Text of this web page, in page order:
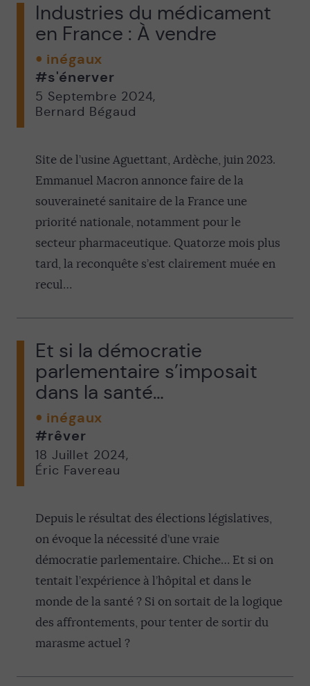
Industries du médicament
en France : À vendre
inégaux
#s'énerver
5 Septembre 2024,
Bernard Bégaud
Site de l’usine Aguettant, Ardèche, juin 2023.
Emmanuel Macron annonce faire de la
souveraineté sanitaire de la France une
priorité nationale, notamment pour le
secteur pharmaceutique. Quatorze mois plus
tard, la reconquête s’est clairement muée en
recul…
Et si la démocratie
parlementaire s’imposait
dans la santé…
inégaux
#rêver
18 Juillet 2024,
Éric Favereau
Depuis le résultat des élections législatives,
on évoque la nécessité d’une vraie
démocratie parlementaire. Chiche… Et si on
tentait l’expérience à l’hôpital et dans le
monde de la santé ? Si on sortait de la logique
des affrontements, pour tenter de sortir du
marasme actuel ?